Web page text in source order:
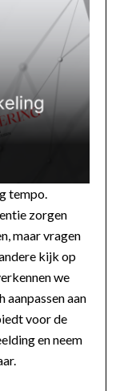
tempo.
zorgen
maar vragen
kijk op
we
aanpassen aan
voor de
en neem